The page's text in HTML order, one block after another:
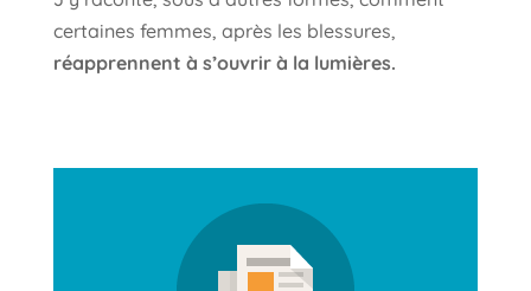
certaines femmes, après les blessures,
réapprennent à s’ouvrir à la lumières.